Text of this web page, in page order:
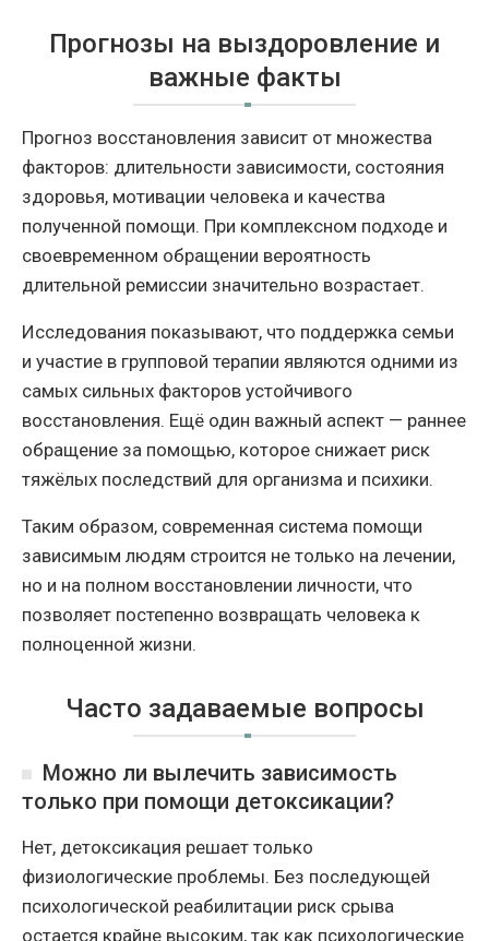
Прогнозы на выздоровление и
важные факты
Прогноз восстановления зависит от множества
факторов: длительности зависимости, состояния
здоровья, мотивации человека и качества
полученной помощи. При комплексном подходе и
своевременном обращении вероятность
длительной ремиссии значительно возрастает.
Исследования показывают, что поддержка семьи
и участие в групповой терапии являются одними из
самых сильных факторов устойчивого
восстановления. Ещё один важный аспект — раннее
обращение за помощью, которое снижает риск
тяжёлых последствий для организма и психики.
Таким образом, современная система помощи
зависимым людям строится не только на лечении,
но и на полном восстановлении личности, что
позволяет постепенно возвращать человека к
полноценной жизни.
Часто задаваемые вопросы
Можно ли вылечить зависимость
только при помощи детоксикации?
Нет, детоксикация решает только
физиологические проблемы. Без последующей
психологической реабилитации риск срыва
остается крайне высоким, так как психологические